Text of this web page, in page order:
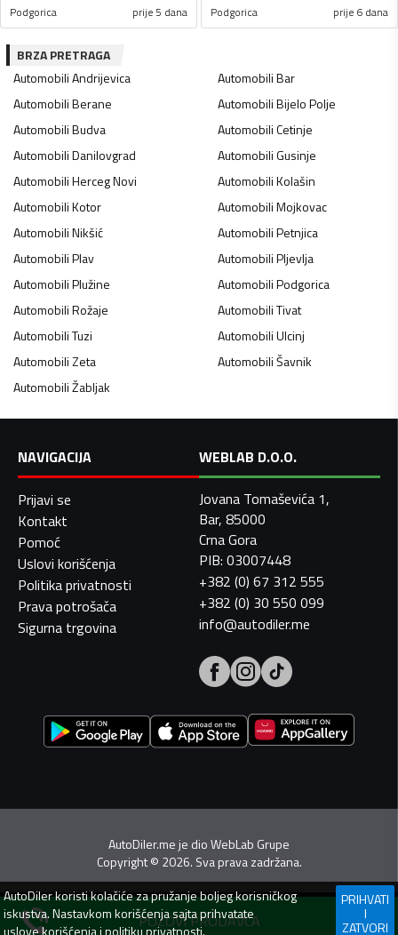
POZOVI PRODAVCA
Podgorica prije 5 dana Podgorica prije 6 dana
BRZA PRETRAGA
AutomobiliAndrijevica AutomobiliBar
AutomobiliBerane AutomobiliBijelo Polje
AutomobiliBudva AutomobiliCetinje
AutomobiliDanilovgrad AutomobiliGusinje
AutomobiliHerceg Novi AutomobiliKolašin
AutomobiliKotor AutomobiliMojkovac
AutomobiliNikšić AutomobiliPetnjica
AutomobiliPlav AutomobiliPljevlja
AutomobiliPlužine AutomobiliPodgorica
AutomobiliRožaje AutomobiliTivat
AutomobiliTuzi AutomobiliUlcinj
AutomobiliZeta AutomobiliŠavnik
AutomobiliŽabljak
NAVIGACIJA
Prijavi se
Kontakt
Pomoć
Uslovi korišćenja
Politika privatnosti
Prava potrošača
Sigurna trgovina
WEBLAB D.O.O.
Jovana Tomaševića 1,
Bar, 85000
Crna Gora
PIB: 03007448
+382 (0) 67 312 555
+382 (0) 30 550 099
info@autodiler.me
AutoDiler.me je dioWebLab Grupe
Copyright© 2026. Sva prava zadržana.
AutoDilerkoristi kolačiće za pružanje boljeg korisničkog
iskustva. Nastavkom korišćenja sajta prihvatate
uslove korišćenjaipolitiku privatnosti.
PRIHVATI
I
ZATVORI